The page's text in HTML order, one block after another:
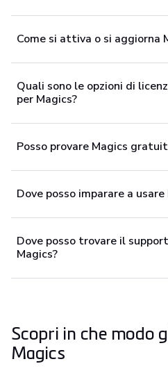
Come si attiva o si aggiorna
Quali sono le opzioni di
per Magics?
Posso provare Magics
Dove posso imparare a usare
Dove posso trovare il
Magics?
Scopri in che modo
Magics